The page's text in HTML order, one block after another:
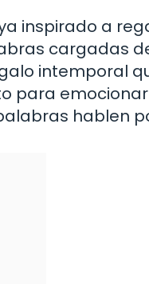
inspirado a
cargadas
intemporal
para
hablen